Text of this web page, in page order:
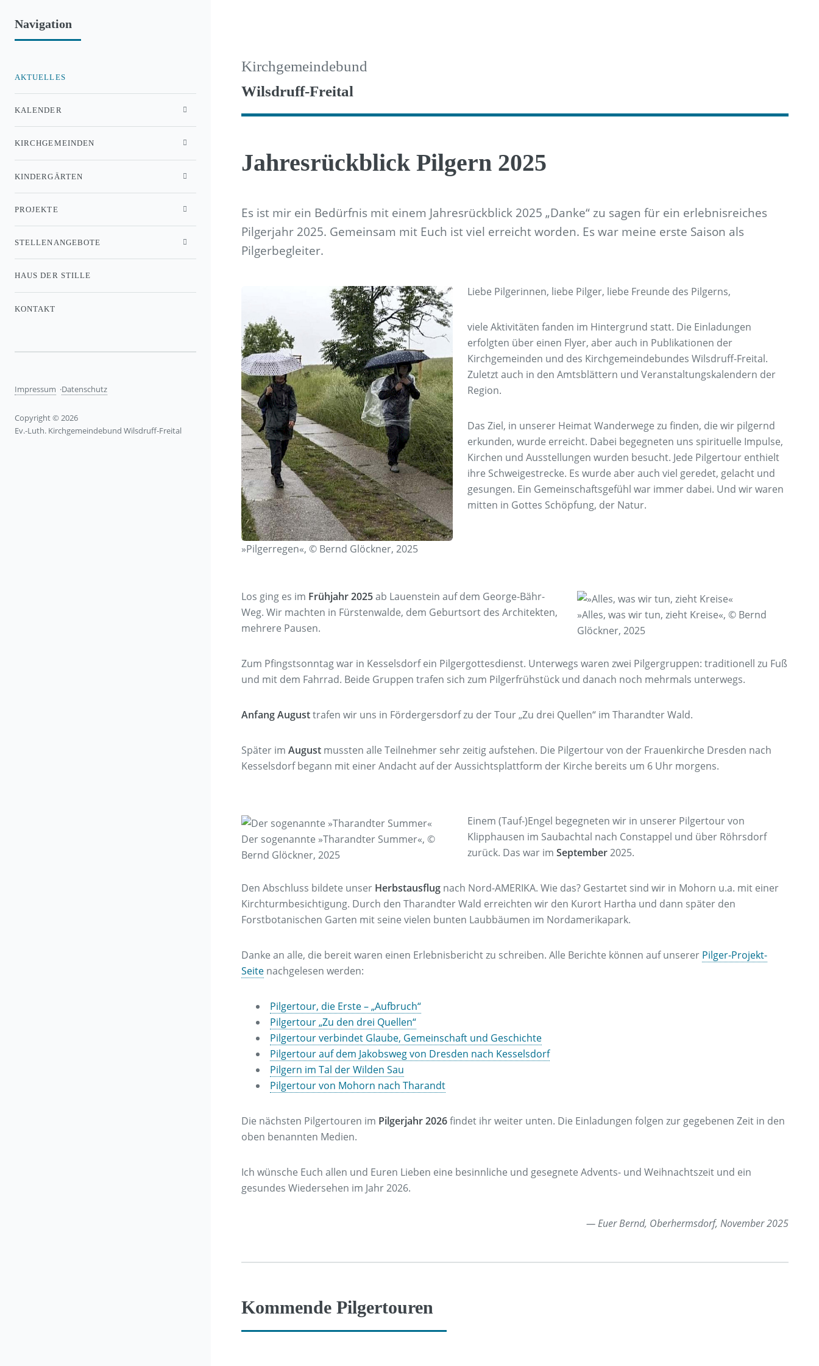
Kirchgemeindebund
Wilsdruff-Freital
Jahresrückblick Pilgern 2025
Es ist mir ein Bedürfnis mit einem Jahresrückblick 2025 „Danke“ zu sagen für ein erlebnisreiches
Pilgerjahr 2025. Gemeinsam mit Euch ist viel erreicht worden. Es war meine erste Saison als
Pilgerbegleiter.
»Pilgerregen«, © Bernd Glöckner, 2025
Liebe Pilgerinnen, liebe Pilger, liebe Freunde des Pilgerns,
viele Aktivitäten fanden im Hintergrund statt. Die Einladungen
erfolgten über einen Flyer, aber auch in Publikationen der
Kirchgemeinden und des Kirchgemeindebundes Wilsdruff-Freital.
Zuletzt auch in den Amtsblättern und Veranstaltungskalendern der
Region.
Das Ziel, in unserer Heimat Wanderwege zu finden, die wir pilgernd
erkunden, wurde erreicht. Dabei begegneten uns spirituelle Impulse,
Kirchen und Ausstellungen wurden besucht. Jede Pilgertour enthielt
ihre Schweigestrecke. Es wurde aber auch viel geredet, gelacht und
gesungen. Ein Gemeinschaftsgefühl war immer dabei. Und wir waren
mitten in Gottes Schöpfung, der Natur.
»Alles, was wir tun, zieht Kreise«, © Bernd
Glöckner, 2025
Los ging es im Frühjahr 2025ab Lauenstein auf dem George-Bähr-
Weg. Wir machten in Fürstenwalde, dem Geburtsort des Architekten,
mehrere Pausen.
Zum Pfingstsonntag war in Kesselsdorf ein Pilgergottesdienst. Unterwegs waren zwei Pilgergruppen: traditionell zu Fuß
und mit dem Fahrrad. Beide Gruppen trafen sich zum Pilgerfrühstück und danach noch mehrmals unterwegs.
Anfang Augusttrafen wir uns in Fördergersdorf zu der Tour „Zu drei Quellen“ im Tharandter Wald.
Später im August mussten alle Teilnehmer sehr zeitig aufstehen. Die Pilgertour von der Frauenkirche Dresden nach
Kesselsdorf begann mit einer Andacht auf der Aussichtsplattform der Kirche bereits um 6 Uhr morgens.
Der sogenannte »Tharandter Summer«, ©
Bernd Glöckner, 2025
Einem (Tauf-)Engel begegneten wir in unserer Pilgertour von
Klipphausen im Saubachtal nach Constappel und über Röhrsdorf
zurück. Das war im September2025.
Den Abschluss bildete unser Herbstausflug nach Nord-AMERIKA. Wie das? Gestartet sind wir in Mohorn u.a. mit einer
Kirchturmbesichtigung. Durch den Tharandter Wald erreichten wir den Kurort Hartha und dann später den
Forstbotanischen Garten mit seine vielen bunten Laubbäumen im Nordamerikapark.
Danke an alle, die bereit waren einen Erlebnisbericht zu schreiben. Alle Berichte können auf unserer Pilger-Projekt-
Seitenachgelesen werden:
Pilgertour, die Erste – „Aufbruch“
Pilgertour „Zu den drei Quellen“
Pilgertour verbindet Glaube, Gemeinschaft und Geschichte
Pilgertour auf dem Jakobsweg von Dresden nach Kesselsdorf
Pilgern im Tal der Wilden Sau
Pilgertour von Mohorn nach Tharandt
Die nächsten Pilgertouren im Pilgerjahr 2026findet ihr weiter unten. Die Einladungen folgen zur gegebenen Zeit in den
oben benannten Medien.
Ich wünsche Euch allen und Euren Lieben eine besinnliche und gesegnete Advents- und Weihnachtszeit und ein
gesundes Wiedersehen im Jahr 2026.
— Euer Bernd, Oberhermsdorf, November 2025
Kommende Pilgertouren
Navigation
AKTUELLES
KALENDER
KIRCHGEMEINDEN
KINDERGÄRTEN
PROJEKTE
STELLENANGEBOTE
HAUS DER STILLE
KONTAKT
Impressum Datenschutz
Copyright © 2026
Ev.-Luth. Kirchgemeindebund Wilsdruff-Freital